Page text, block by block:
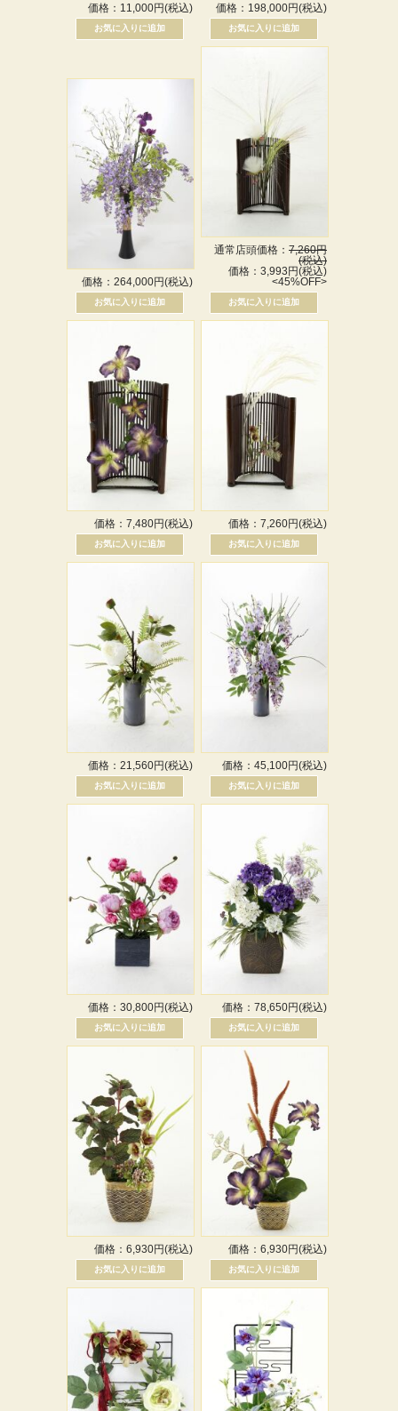
価格：11,000円(税込) 価格：198,000円(税込)
価格：264,000円(税込)
通常店頭価格： 7,260円
(税込)
価格：3,993円(税込)
<45%OFF>
価格：7,480円(税込) 価格：7,260円(税込)
価格：21,560円(税込) 価格：45,100円(税込)
価格：30,800円(税込) 価格：78,650円(税込)
価格：6,930円(税込) 価格：6,930円(税込)